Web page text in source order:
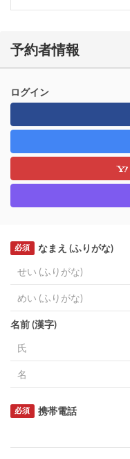
予約者情報
ログイン
なまえ (ふりがな)
必須
名前 (漢字)
携帯電話
必須